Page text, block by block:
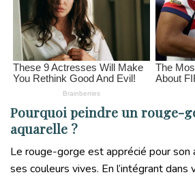
Pourquoi peindre un rouge-
aquarelle ?
Le rouge-gorge est apprécié pour son
ses couleurs vives. En l’intégrant dans